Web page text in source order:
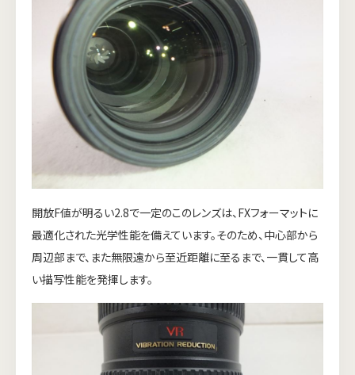
開放F値が明るい2.8で一定のこのレンズは、FXフォーマットに
最適化された光学性能を備えています。そのため、中心部から
周辺部まで、また無限遠から至近距離に至るまで、一貫して高
い描写性能を発揮します。